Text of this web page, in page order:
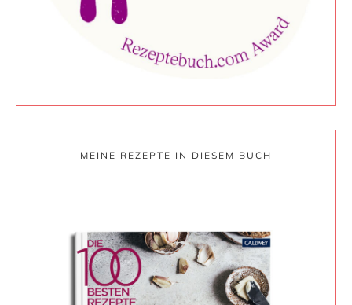
MEINE REZEPTE IN DIESEM BUCH